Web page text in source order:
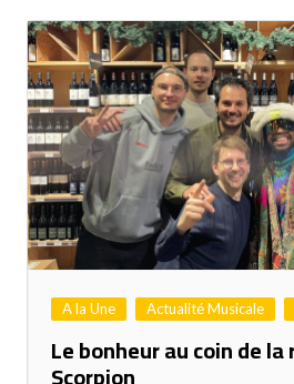
A la Une Actualité Musicale
Le bonheur au coin de